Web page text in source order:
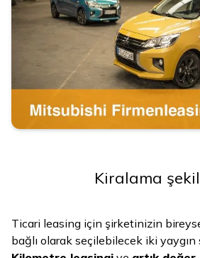
Kiralama
Ticari leasing için şirketinizin
bağlı olarak seçilebilecek iki yaygın